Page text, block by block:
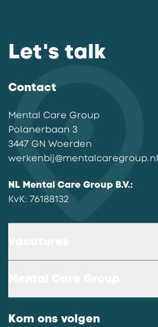
Let's talk
Contact
Mental Care Group
Polanerbaan 3
3447 GN Woerden
werkenbij@mentalcaregroup.nl
NL Mental Care Group B.V.:
KvK: 76188132
Kom ons volgen